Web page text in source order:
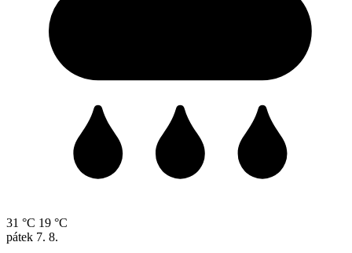
31 °C 19 °C
pátek 7. 8.